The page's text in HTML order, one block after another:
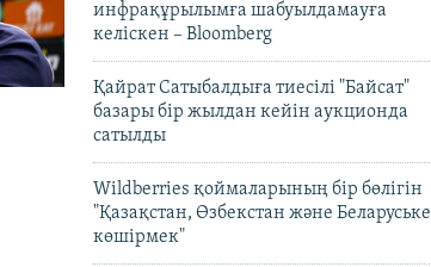
инфрақұрылымға шабуылдамауға
келіскен – Bloomberg
Қайрат Сатыбалдыға тиесілі "Байсат"
базары бір жылдан кейін аукционда
сатылды
Wildberries қоймаларының бір бөлігін
"Қазақстан, Өзбекстан және Беларуське
көшірмек"